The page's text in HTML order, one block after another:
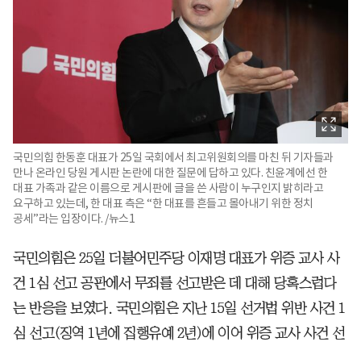
국민의힘 한동훈 대표가 25일 국회에서 최고위원회의를 마친 뒤 기자들과
만나 온라인 당원 게시판 논란에 대한 질문에 답하고 있다. 친윤계에선 한
대표 가족과 같은 이름으로 게시판에 글을 쓴 사람이 누구인지 밝히라고
요구하고 있는데, 한 대표 측은 “한 대표를 흔들고 몰아내기 위한 정치
공세”라는 입장이다. /뉴스1
국민의힘은 25일 더불어민주당 이재명 대표가 위증 교사 사
건 1심 선고 공판에서 무죄를 선고받은 데 대해 당혹스럽다
는 반응을 보였다. 국민의힘은 지난 15일 선거법 위반 사건 1
심 선고(징역 1년에 집행유예 2년)에 이어 위증 교사 사건 선